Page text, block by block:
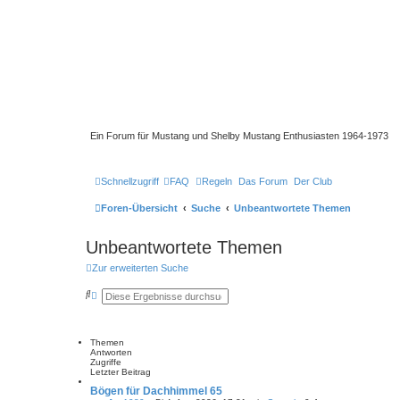
Ein Forum für Mustang und Shelby Mustang Enthusiasten 1964-1973
Schnellzugriff FAQ Regeln Das Forum Der Club
Foren-Übersicht Suche Unbeantwortete Themen
Unbeantwortete Themen
Zur erweiterten Suche
S E
t
e
r
t
e
Themen
Antworten
Zugriffe
Letzter Beitrag
Bögen für Dachhimmel 65